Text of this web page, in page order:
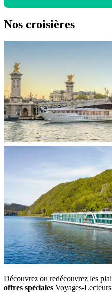
Nos croisières
Découvrez ou redécouvrez les
offres spéciales Voyages-Lecteurs.